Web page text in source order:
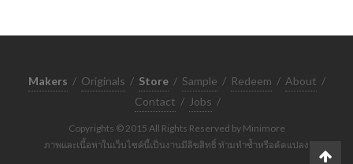
Makers / Originals / Store / Sample / Redeem / About /
Contact / Jobs /
Copyrights © 2015 All Rights Reserved by Minimore
ภาพและเนื้อหาในเว็บไซต์นี้เป็นงานมีลิขสิทธิ์ ห้ามทำซ้ำหรือดัดแปลง